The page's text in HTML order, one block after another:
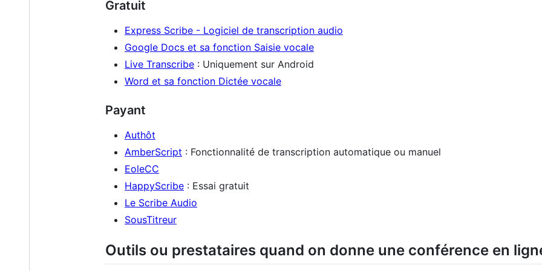
Gratuit
Express Scribe - Logiciel de transcription audio
Google Docs et sa fonction Saisie vocale
Live Transcribe : Uniquement sur Android
Word et sa fonction Dictée vocale
Payant
Authôt
AmberScript : Fonctionnalité de transcription automatique ou manuel
EoleCC
HappyScribe : Essai gratuit
Le Scribe Audio
SousTitreur
Outils ou prestataires quand on donne une conférence en